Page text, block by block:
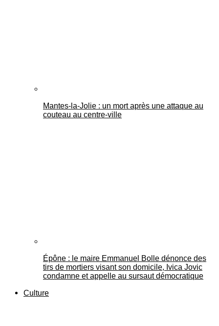
Mantes-la-Jolie : un mort après une attaque au
couteau au centre-ville
Épône : le maire Emmanuel Bolle dénonce des
tirs de mortiers visant son domicile, Ivica Jovic
condamne et appelle au sursaut démocratique
Culture